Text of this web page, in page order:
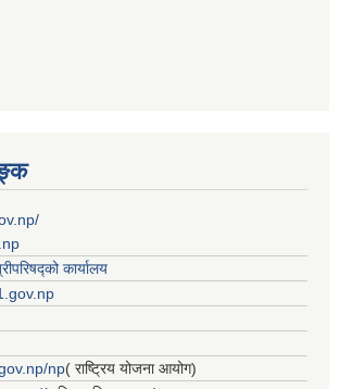
कार्यालय
np( राष्ट्रिय योजना आयोग)